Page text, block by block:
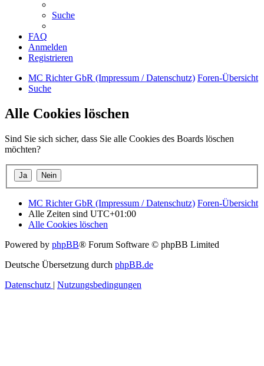
Suche
FAQ
Anmelden
Registrieren
MC Richter GbR (Impressum / Datenschutz) Foren-Übersicht
Suche
Alle Cookies löschen
Sind Sie sich sicher, dass Sie alle Cookies des Boards löschen
möchten?
MC Richter GbR (Impressum / Datenschutz) Foren-Übersicht
Alle Zeiten sind UTC+01:00
Alle Cookies löschen
Powered by phpBB® Forum Software © phpBB Limited
Deutsche Übersetzung durch phpBB.de
Datenschutz | Nutzungsbedingungen